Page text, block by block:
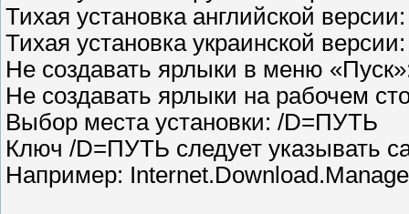
Тихая установка английской
Тихая установка украинской
Не создавать ярлыки в меню
Не создавать ярлыки на рабочем
Выбор места установки: /D=ПУТЬ
Ключ /D=ПУТЬ следует указывать
Например: